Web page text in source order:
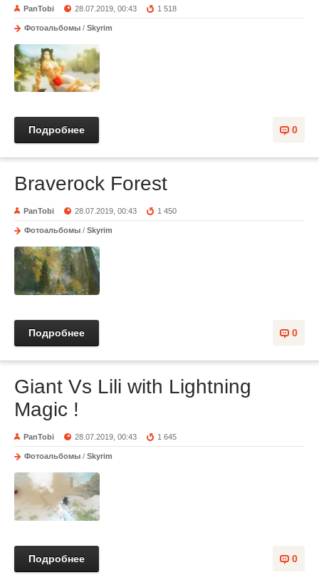
PanTobi 28.07.2019, 00:43 1 518
Фотоальбомы / Skyrim
0
Подробнее
Braverock Forest
PanTobi 28.07.2019, 00:43 1 450
Фотоальбомы / Skyrim
0
Подробнее
Giant Vs Lili with Lightning
Magic !
PanTobi 28.07.2019, 00:43 1 645
Фотоальбомы / Skyrim
0
Подробнее